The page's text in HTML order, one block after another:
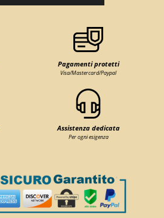
Pagamenti protetti
Visa/Mastercard/Paypal
Assistenza dedicata
Per ogni esigenza